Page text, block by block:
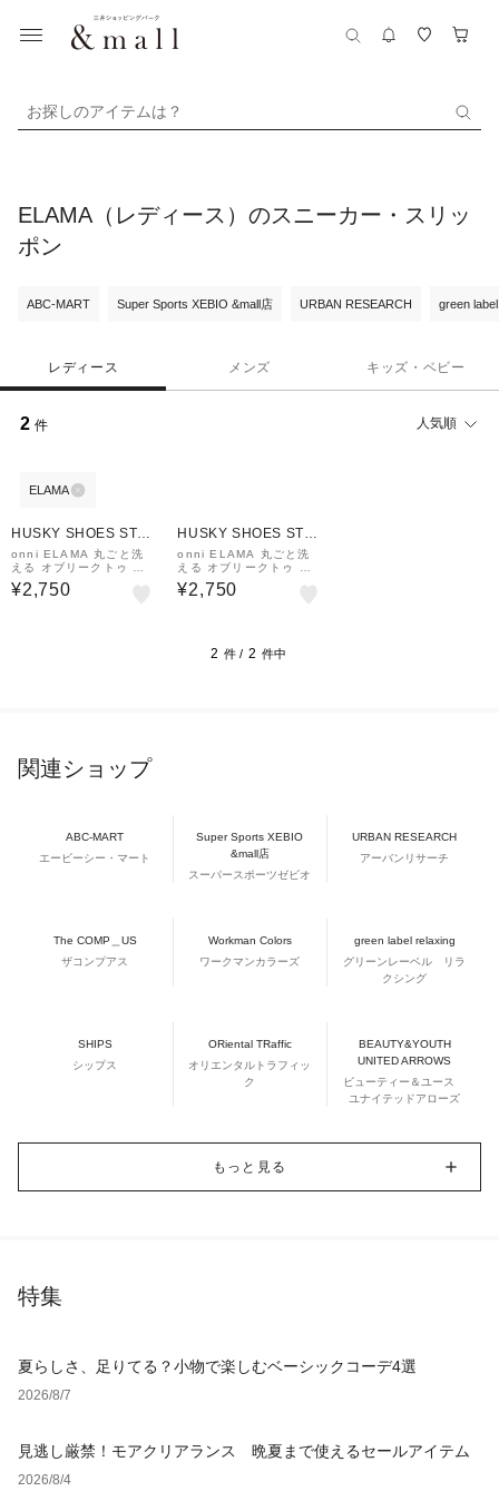
お探しのアイテムは？
ELAMA（レディース）のスニーカー・スリッ
ポン
ABC-MART Super Sports XEBIO &mall店 URBAN RESEARCH green
レディース メンズ キッズ・ベビー
2 件 人気順
ELAMA
HUSKY SHOES STO
RE
onni ELAMA 丸ごと洗
える オブリークトゥ ス
ニーカー
¥2,750
HUSKY SHOES STO
RE
onni ELAMA 丸ごと洗
える オブリークトゥ ス
ニーカー
¥2,750
2 件 / 2 件中
関連ショップ
ABC-MART
エービーシー・マート
Super Sports XEBIO
&mall店
スーパースポーツゼビオ
URBAN RESEARCH
アーバンリサーチ
The COMP＿US
ザコンプアス
Workman Colors
ワークマンカラーズ
green label relaxing
グリーンレーベル リラ
クシング
SHIPS
シップス
ORiental TRaffic
オリエンタルトラフィッ
ク
BEAUTY&YOUTH
UNITED ARROWS
ビューティー＆ユース
ユナイテッドアローズ
もっと見る
特集
夏らしさ、足りてる？小物で楽しむベーシックコーデ4選
2026/8/7
見逃し厳禁！モアクリアランス 晩夏まで使えるセールアイテム
2026/8/4